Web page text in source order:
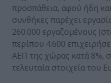
προσπάθεια, αφού ήδη
συνθήκες παρέχει
260.000 εργαζομένους
περίπου 4.600
ΑΕΠ της χώρας κατά 8%,
τελευταία στοιχεία του